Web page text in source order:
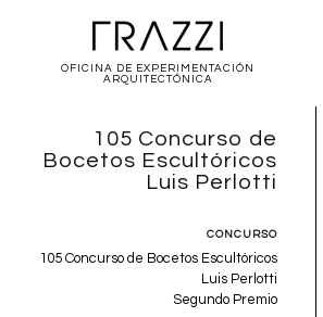
OFICINA DE EXPERIMENTACIÓN
ARQUITECTÓNICA
105 Concurso de
Bocetos Escultóricos
Luis Perlotti
CONCURSO
105 Concurso de Bocetos Escultóricos
Luis Perlotti
Segundo Premio